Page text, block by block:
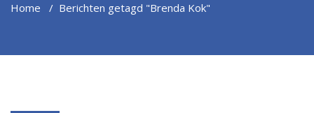
Home / Berichten getagd "Brenda Kok"